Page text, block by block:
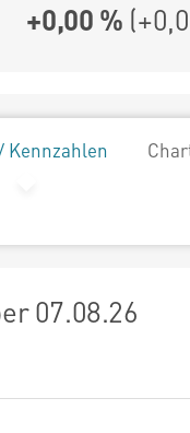
+0,00 % (
Kennzahlen
07.08.26